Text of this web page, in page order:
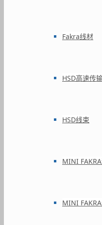
Fakra线材
HSD高速传
HSD线束
MINI
MINI